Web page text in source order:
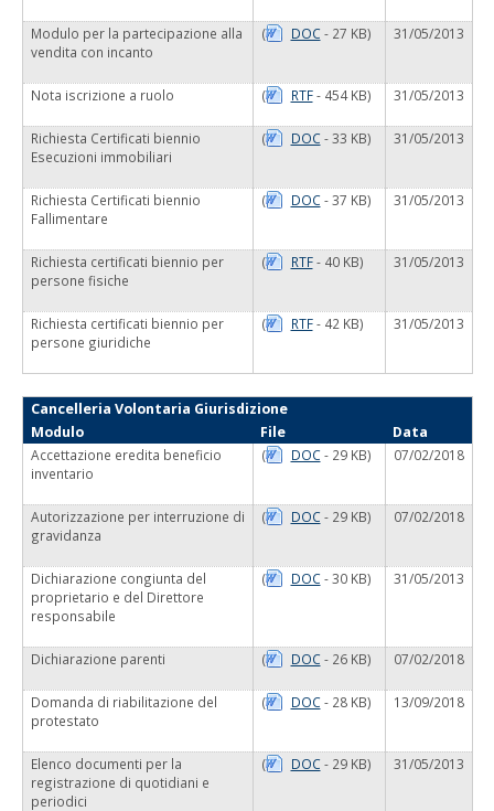
Modulo per la partecipazione alla
vendita con incanto
( DOC- 27 KB) 31/05/2013
Nota iscrizione a ruolo ( RTF- 454 KB) 31/05/2013
Richiesta Certificati biennio
Esecuzioni immobiliari
( DOC- 33 KB) 31/05/2013
Richiesta Certificati biennio
Fallimentare
( DOC- 37 KB) 31/05/2013
Richiesta certificati biennio per
persone fisiche
( RTF- 40 KB) 31/05/2013
Richiesta certificati biennio per
persone giuridiche
( RTF- 42 KB) 31/05/2013
Cancelleria Volontaria Giurisdizione
Modulo
File Data
Accettazione eredita beneficio
inventario
( DOC- 29 KB) 07/02/2018
Autorizzazione per interruzione di
gravidanza
( DOC- 29 KB) 07/02/2018
Dichiarazione congiunta del
proprietario e del Direttore
responsabile
( DOC- 30 KB) 31/05/2013
Dichiarazione parenti ( DOC- 26 KB) 07/02/2018
Domanda di riabilitazione del
protestato
( DOC- 28 KB) 13/09/2018
Elenco documenti per la
registrazione di quotidiani e
periodici
( DOC- 29 KB) 31/05/2013